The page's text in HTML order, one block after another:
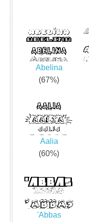
Abelina
(67%)
Aalia
(60%)
'Abbas